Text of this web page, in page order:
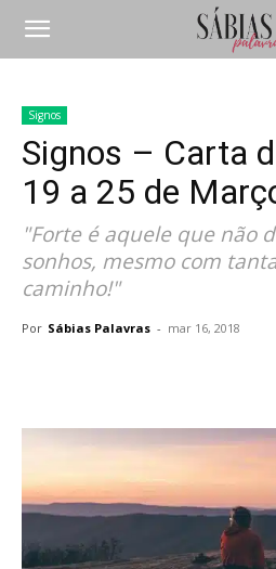
Signos
Signos – Carta
19 a 25 de
"Forte é aquele que não
sonhos, mesmo com
caminho!"
Por Sábias Palavras - mar 16, 2018